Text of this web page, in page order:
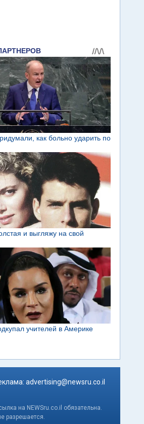
advertising@newsru.co.il
на NEWSru.co.il обязательна.
разрешается.